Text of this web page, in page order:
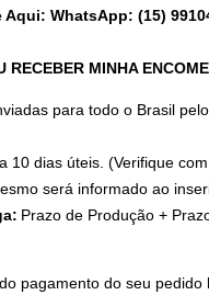
Aqui: WhatsApp: (15)
RECEBER MINHA
para todo o Brasil
10 dias úteis. (Verifique
será informado ao
Prazo de Produção +
pagamento do seu